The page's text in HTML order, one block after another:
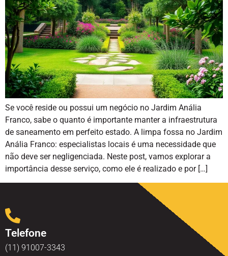
Se você reside ou possui um negócio no Jardim Anália
Franco, sabe o quanto é importante manter a infraestrutura
de saneamento em perfeito estado. A limpa fossa no Jardim
Anália Franco: especialistas locais é uma necessidade que
não deve ser negligenciada. Neste post, vamos explorar a
importância desse serviço, como ele é realizado e por […]
Telefone
(11) 91007-3343